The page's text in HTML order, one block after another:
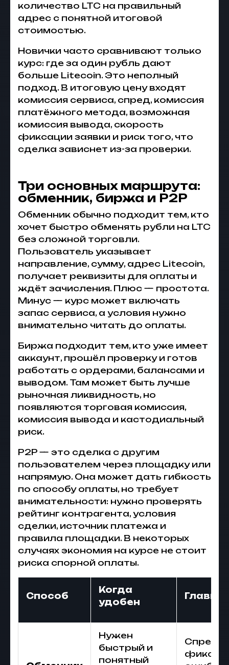
количество LTC на правильный
адрес с понятной итоговой
стоимостью.
Новички часто сравнивают только
курс: где за один рубль дают
больше Litecoin. Это неполный
подход. В итоговую цену входят
комиссия сервиса, спред, комиссия
платёжного метода, возможная
комиссия вывода, скорость
фиксации заявки и риск того, что
сделка зависнет из-за проверки.
Три основных маршрута:
обменник, биржа и P2P
Обменник обычно подходит тем, кто
хочет быстро обменять рубли на LTC
без сложной торговли.
Пользователь указывает
направление, сумму, адрес Litecoin,
получает реквизиты для оплаты и
ждёт зачисления. Плюс — простота.
Минус — курс может включать
запас сервиса, а условия нужно
внимательно читать до оплаты.
Биржа подходит тем, кто уже имеет
аккаунт, прошёл проверку и готов
работать с ордерами, балансами и
выводом. Там может быть лучше
рыночная ликвидность, но
появляются торговая комиссия,
комиссия вывода и кастодиальный
риск.
P2P — это сделка с другим
пользователем через площадку или
напрямую. Она может дать гибкость
по способу оплаты, но требует
внимательности: нужно проверять
рейтинг контрагента, условия
сделки, источник платежа и
правила площадки. В некоторых
случаях экономия на курсе не стоит
риска спорной оплаты.
Способ
Когда
удобен
Нужен
быстрый и
понятный
Спред,